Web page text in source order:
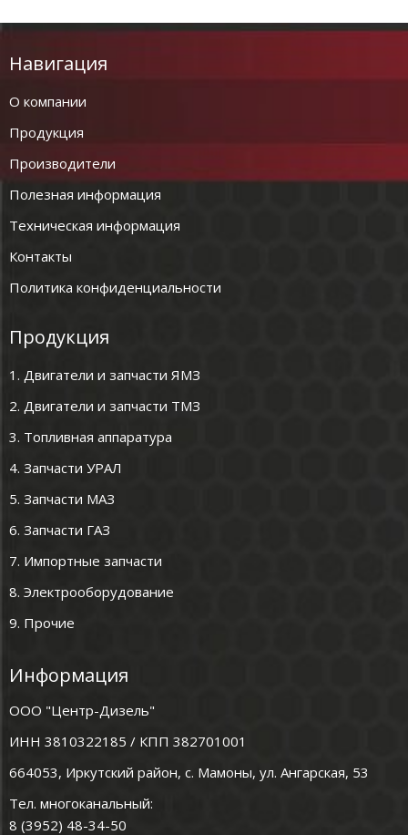
Навигация
О компании
Продукция
Производители
Полезная информация
Техническая информация
Контакты
Политика конфиденциальности
Продукция
1. Двигатели и запчасти ЯМЗ
2. Двигатели и запчасти ТМЗ
3. Топливная аппаратура
4. Запчасти УРАЛ
5. Запчасти МАЗ
6. Запчасти ГАЗ
7. Импортные запчасти
8. Электрооборудование
9. Прочие
Информация
ООО "Центр-Дизель"
ИНН 3810322185 / КПП 382701001
664053, Иркутский район, с. Мамоны, ул. Ангарская, 53
Тел. многоканальный:
8 (3952) 48-34-50